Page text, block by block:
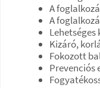
A
A
Lehetséges
Kizáró,
Fokozott
Prevenciós